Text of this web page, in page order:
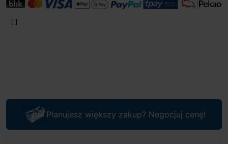
Planujesz większy zakup? Negocjuj cenę!